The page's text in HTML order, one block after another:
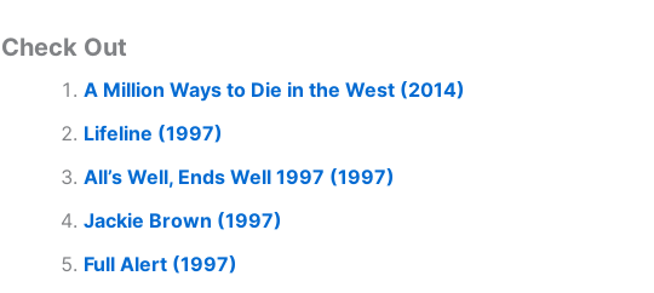
Check Out
A Million Ways to Die in the West (2014)
Lifeline (1997)
All’s Well, Ends Well 1997 (1997)
Jackie Brown (1997)
Full Alert (1997)